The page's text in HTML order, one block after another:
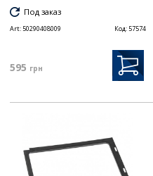
Под заказ
Art:50290408009 Код:57574
595 грн